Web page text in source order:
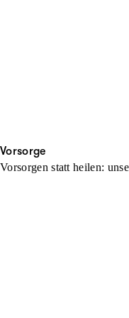
Vorsorge
Vorsorgen statt heilen: